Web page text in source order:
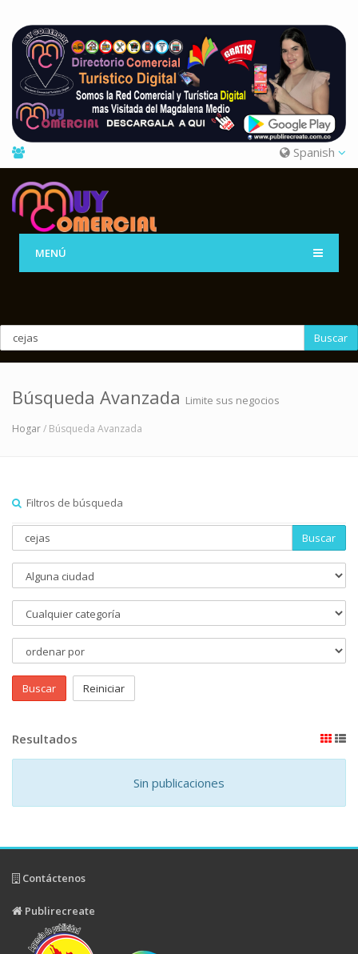
Spanish
MENÚ
Buscar
Búsqueda Avanzada Limite sus negocios
Hogar/ Búsqueda Avanzada
Filtros de búsqueda
Buscar
Buscar Reiniciar
Resultados
Sin publicaciones
Contáctenos
Publirecreate